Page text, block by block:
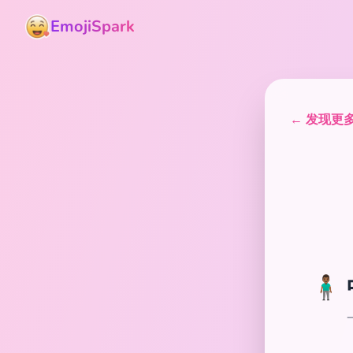
EmojiSpark
← 发现更